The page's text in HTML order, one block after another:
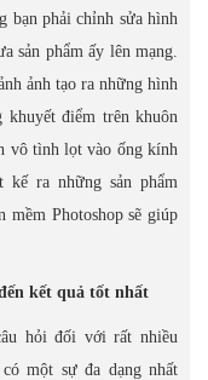
bạn phải chỉnh sửa hình
sản phẩm ấy lên mạng.
ảnh tạo ra những hình
khuyết điểm trên khuôn
vô tình lọt vào ống kính
kế ra những sản phẩm
mềm Photoshop sẽ giúp
kết quả tốt nhất
hỏi đối với rất nhiều
một sự đa dạng nhất